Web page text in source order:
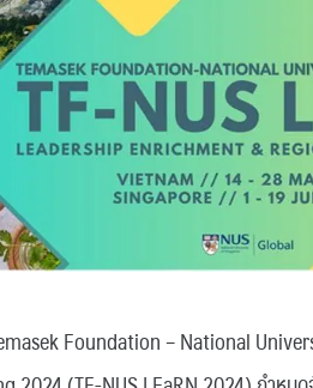
Foundation – National